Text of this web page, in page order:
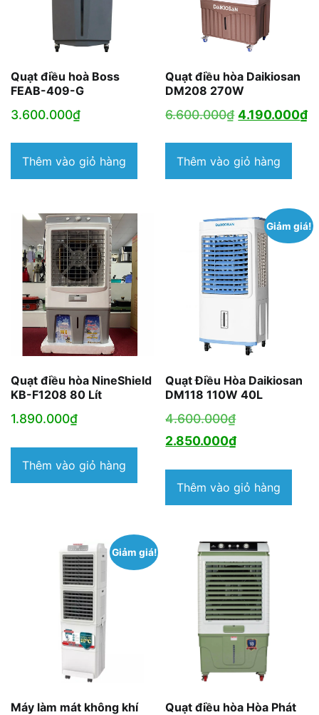
Quạt điều hoà Boss
FEAB-409-G
3.600.000₫
Thêm vào giỏ hàng
Quạt điều hòa Daikiosan
DM208 270W
6.600.000₫ Giá
là:
6.600.000₫.
4.190.000₫
Thêm vào giỏ hàng
Quạt điều hòa NineShield
KB-F1208 80 Lít
1.890.000₫
Thêm vào giỏ hàng
Giảm giá!
Quạt Điều Hòa Daikiosan
DM118 110W 40L
4.600.000₫Giá
gốc
4.600.000₫.
2.850.000₫Giá
tại
là:
Thêm vào giỏ hàng
Giảm giá!
Máy làm mát không khí
Quạt điều hòa Hòa Phát